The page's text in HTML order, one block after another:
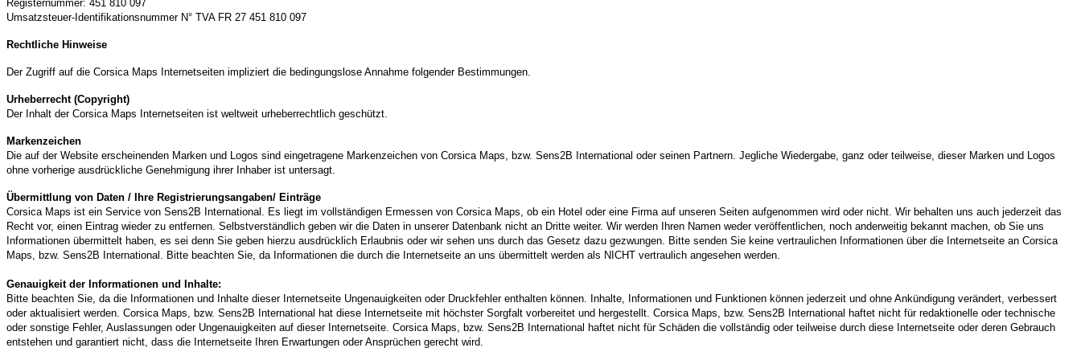
Registernummer: 451 810 097
Umsatzsteuer-Identifikationsnummer N° TVA FR 27 451 810 097
Rechtliche Hinweise
Der Zugriff auf die Corsica Maps Internetseiten impliziert die bedingungslose Annahme folgender Bestimmungen.
Urheberrecht (Copyright)
Der Inhalt der Corsica Maps Internetseiten ist weltweit urheberrechtlich geschützt.
Markenzeichen
Die auf der Website erscheinenden Marken und Logos sind eingetragene Markenzeichen von Corsica Maps, bzw. Sens2B International oder seinen Partnern. Jegliche Wiedergabe, ganz oder teilweise, dieser Marken und Logos
ohne vorherige ausdrückliche Genehmigung ihrer Inhaber ist untersagt.
Übermittlung von Daten / Ihre Registrierungsangaben/ Einträge
Corsica Maps ist ein Service von Sens2B International. Es liegt im vollständigen Ermessen von Corsica Maps, ob ein Hotel oder eine Firma auf unseren Seiten aufgenommen wird oder nicht. Wir behalten uns auch jederzeit das
Recht vor, einen Eintrag wieder zu entfernen. Selbstverständlich geben wir die Daten in unserer Datenbank nicht an Dritte weiter. Wir werden Ihren Namen weder veröffentlichen, noch anderweitig bekannt machen, ob Sie uns
Informationen übermittelt haben, es sei denn Sie geben hierzu ausdrücklich Erlaubnis oder wir sehen uns durch das Gesetz dazu gezwungen. Bitte senden Sie keine vertraulichen Informationen über die Internetseite an Corsica
Maps, bzw. Sens2B International. Bitte beachten Sie, da Informationen die durch die Internetseite an uns übermittelt werden als NICHT vertraulich angesehen werden.
Genauigkeit der Informationen und Inhalte:
Bitte beachten Sie, da die Informationen und Inhalte dieser Internetseite Ungenauigkeiten oder Druckfehler enthalten können. Inhalte, Informationen und Funktionen können jederzeit und ohne Ankündigung verändert, verbessert
oder aktualisiert werden. Corsica Maps, bzw. Sens2B International hat diese Internetseite mit höchster Sorgfalt vorbereitet und hergestellt. Corsica Maps, bzw. Sens2B International haftet nicht für redaktionelle oder technische
oder sonstige Fehler, Auslassungen oder Ungenauigkeiten auf dieser Internetseite. Corsica Maps, bzw. Sens2B International haftet nicht für Schäden die vollständig oder teilweise durch diese Internetseite oder deren Gebrauch
entstehen und garantiert nicht, dass die Internetseite Ihren Erwartungen oder Ansprüchen gerecht wird.